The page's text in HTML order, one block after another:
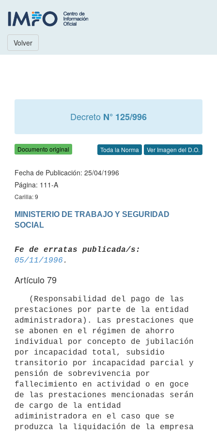
Volver
Decreto N° 125/996
Documento original Toda la Norma Ver Imagen del D.O.
Fecha de Publicación: 25/04/1996
Página: 111-A
Carilla: 9
MINISTERIO DE TRABAJO Y SEGURIDAD
Fe de erratas publicada/s:
05/11/1996
Artículo 79
prestaciones por parte de la entidad
administradora). Las prestaciones que
se abonen en el régimen de ahorro
individual por concepto de jubilación
por incapacidad total, subsidio
transitorio por incapacidad parcial y
pensión de sobrevivencia por
fallecimiento en actividad o en goce
de las prestaciones mencionadas serán
de cargo de la entidad
adiministradora en el caso que se
produzca la liquidación de la empresa